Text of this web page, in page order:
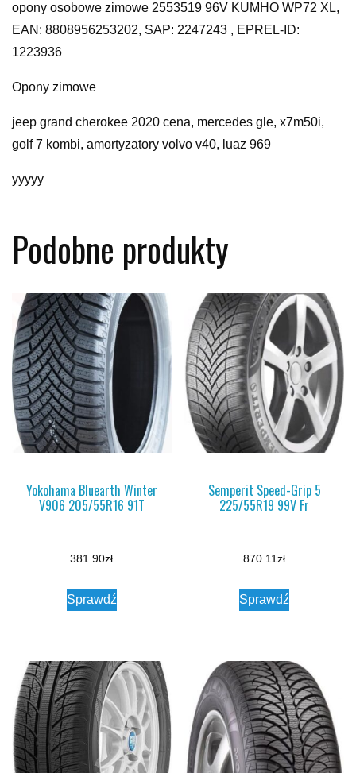
opony osobowe zimowe 2553519 96V KUMHO WP72 XL,
EAN: 8808956253202, SAP: 2247243 , EPREL-ID:
1223936
Opony zimowe
jeep grand cherokee 2020 cena, mercedes gle, x7m50i,
golf 7 kombi, amortyzatory volvo v40, luaz 969
yyyyy
Podobne produkty
Yokohama Bluearth Winter
V906 205/55R16 91T
381.90zł
Sprawdź
Semperit Speed-Grip 5
225/55R19 99V Fr
870.11zł
Sprawdź